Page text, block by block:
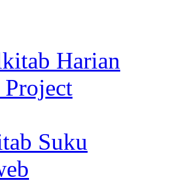
Harian
Suku